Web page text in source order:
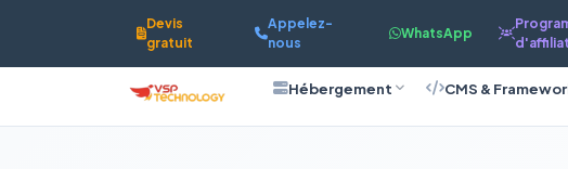
Devis
gratuit
Appelez-
nous
WhatsApp
Hébergement CMS &